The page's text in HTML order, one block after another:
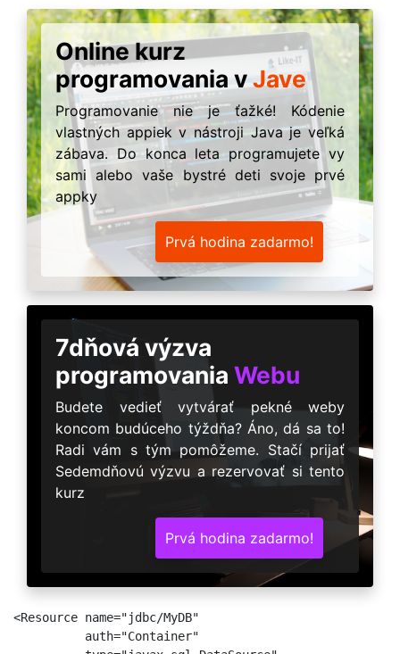
Online kurz
programovania vJave
Programovanie nie je ťažké! Kódenie
vlastných appiek v nástroji Java je veľká
zábava. Do konca leta programujete vy
sami alebo vaše bystré deti svoje prvé
appky
Prvá hodina zadarmo!
7dňová výzva
programovania Webu
Budete vedieť vytvárať pekné weby
koncom budúceho týždňa? Áno, dá sa to!
Radi vám s tým pomôžeme. Stačí prijať
Sedemdňovú výzvu a rezervovať si tento
kurz
Prvá hodina zadarmo!
<Resource name="jdbc/MyDB"
          auth="Container"